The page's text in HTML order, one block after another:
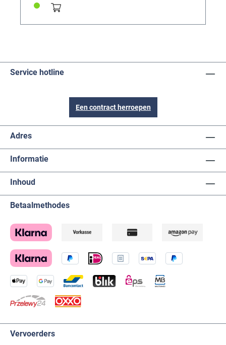
Service hotline
Een contract herroepen
Adres
Informatie
Inhoud
Betaalmethodes
Vervoerders